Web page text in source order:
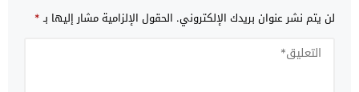
لن يتم نشر عنوان بريدك الإلكتروني. الحقول الإلزامية مشار إليها بـ*